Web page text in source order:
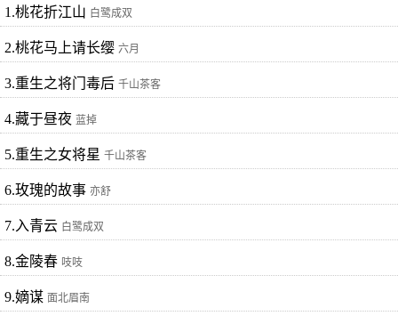
1.桃花折江山 白鹭成双
2.桃花马上请长缨 六月
3.重生之将门毒后 千山茶客
4.藏于昼夜 蓝掉
5.重生之女将星 千山茶客
6.玫瑰的故事 亦舒
7.入青云 白鹭成双
8.金陵春 吱吱
9.嫡谋 面北眉南